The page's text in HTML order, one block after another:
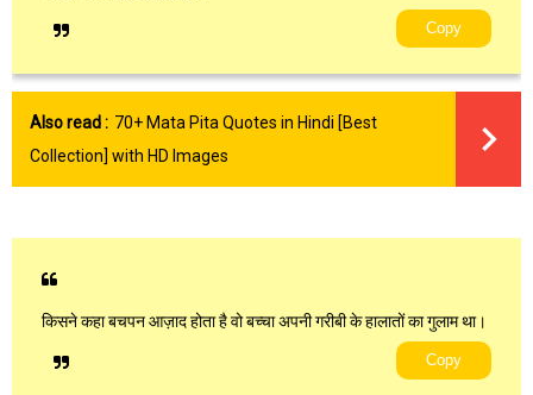
Copy
Also read : 70+ Mata Pita Quotes in Hindi [Best
Collection] with HD Images
किसने कहा बचपन आज़ाद होता है वो बच्चा अपनी गरीबी के हालातों का गुलाम था।
Copy